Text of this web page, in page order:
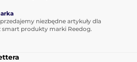
niezbędne artykuły dla
smart produkty marki Reedog.